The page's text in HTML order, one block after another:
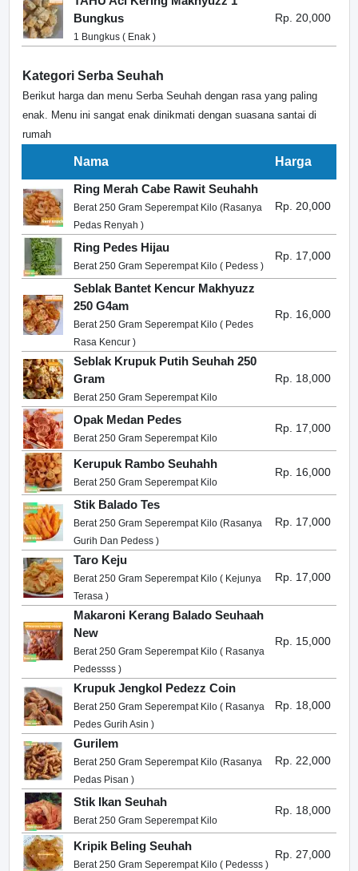
Bungkus
1 Bungkus ( Enak )
Rp. 20,000
Kategori Serba Seuhah
Berikut harga dan menu Serba Seuhah dengan rasa yang paling
enak. Menu ini sangat enak dinikmati dengan suasana santai di
rumah
Nama
Harga
Ring Merah Cabe Rawit Seuhahh
Berat 250 Gram Seperempat Kilo (Rasanya
Pedas Renyah )
Rp. 20,000
Ring Pedes Hijau
Berat 250 Gram Seperempat Kilo ( Pedess )
Rp. 17,000
Seblak Bantet Kencur Makhyuzz
250 G4am
Berat 250 Gram Seperempat Kilo ( Pedes
Rasa Kencur )
Rp. 16,000
Seblak Krupuk Putih Seuhah 250
Gram
Berat 250 Gram Seperempat Kilo
Rp. 18,000
Opak Medan Pedes
Berat 250 Gram Seperempat Kilo
Rp. 17,000
Kerupuk Rambo Seuhahh
Berat 250 Gram Seperempat Kilo
Rp. 16,000
Stik Balado Tes
Berat 250 Gram Seperempat Kilo (Rasanya
Gurih Dan Pedess )
Rp. 17,000
Taro Keju
Berat 250 Gram Seperempat Kilo ( Kejunya
Terasa )
Rp. 17,000
Makaroni Kerang Balado Seuhaah
New
Berat 250 Gram Seperempat Kilo ( Rasanya
Pedessss )
Rp. 15,000
Krupuk Jengkol Pedezz Coin
Berat 250 Gram Seperempat Kilo ( Rasanya
Pedes Gurih Asin )
Rp. 18,000
Gurilem
Berat 250 Gram Seperempat Kilo (Rasanya
Pedas Pisan )
Rp. 22,000
Stik Ikan Seuhah
Berat 250 Gram Seperempat Kilo
Rp. 18,000
Kripik Beling Seuhah
Berat 250 Gram Seperempat Kilo ( Pedesss )
Rp. 27,000